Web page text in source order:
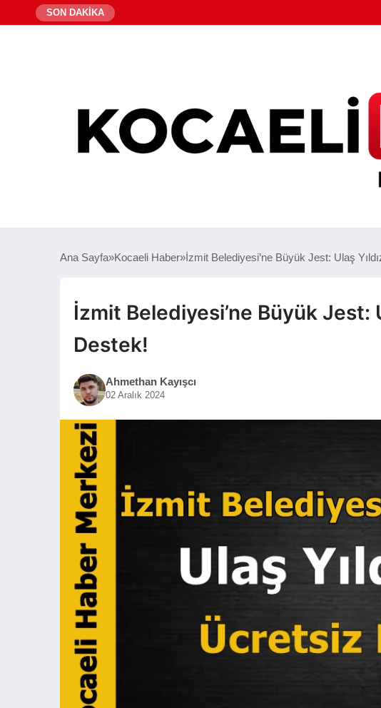
SON DAKİKA
Ana Sayfa Kocaeli Haber İzmit Belediyesi’ne Büyük Jest: Ulaş
İzmit Belediyesi’ne Büyük Jest:
Destek!
Ahmethan Kayışcı
02 Aralık 2024